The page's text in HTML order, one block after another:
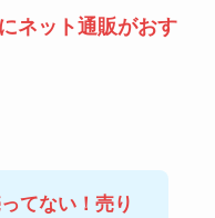
ネット通販がおす
てない！売り